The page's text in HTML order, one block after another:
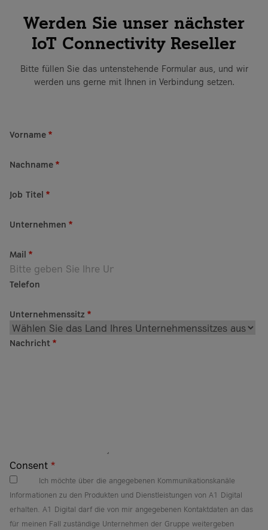
Werden Sie unser nächster
IoT Connectivity Reseller
Bitte füllen Sie das untenstehende Formular aus, und wir
werden uns gerne mit Ihnen in Verbindung setzen.
Vorname *
Nachname *
Job Titel *
Unternehmen *
Mail *
Telefon
Unternehmenssitz *
Nachricht *
Consent *
Ich möchte über die angegebenen Kommunikationskanäle
Informationen zu den Produkten und Dienstleistungen von A1 Digital
erhalten. A1 Digital darf die von mir angegebenen Kontaktdaten an das
für meinen Fall zuständige Unternehmen der Gruppe weitergeben